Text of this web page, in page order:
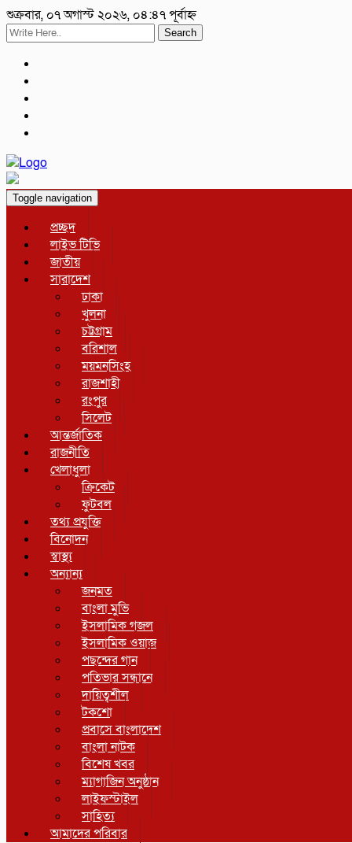
শুক্রবার, ০৭ অগাস্ট ২০২৬, ০৪:৪৭ পূর্বাহ্ন
Search
Toggle navigation
প্রচ্ছদ
লাইভ টিভি
জাতীয়
সারাদেশ
ঢাকা
খুলনা
চট্টগ্রাম
বরিশাল
ময়মনসিংহ
রাজশাহী
রংপুর
সিলেট
আন্তর্জাতিক
রাজনীতি
খেলাধুলা
ক্রিকেট
ফুটবল
তথ্য প্রযুক্তি
বিনোদন
স্বাস্থ্য
অন্যান্য
জনমত
বাংলা মুভি
ইসলামিক গজল
ইসলামিক ওয়াজ
পছন্দের গান
পতিভার সন্ধানে
দায়িত্বশীল
টকশো
প্রবাসে বাংলাদেশ
বাংলা নাটক
বিশেষ খবর
ম্যাগাজিন অনুষ্ঠান
লাইফস্টাইল
সাহিত্য
আমাদের পরিবার